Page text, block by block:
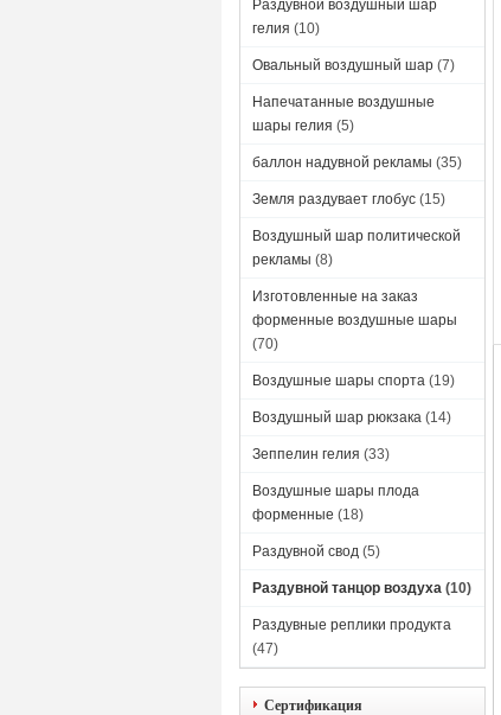
Раздувной воздушный шар
гелия (10)
Овальный воздушный шар (7)
Напечатанные воздушные
шары гелия (5)
баллон надувной рекламы (35)
Земля раздувает глобус (15)
Воздушный шар политической
рекламы (8)
Изготовленные на заказ
форменные воздушные шары
(70)
Воздушные шары спорта (19)
Воздушный шар рюкзака (14)
Зеппелин гелия (33)
Воздушные шары плода
форменные (18)
Раздувной свод (5)
Раздувной танцор воздуха (10)
Раздувные реплики продукта
(47)
Сертификация